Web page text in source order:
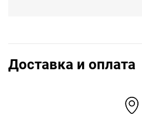
Доставка и оплата